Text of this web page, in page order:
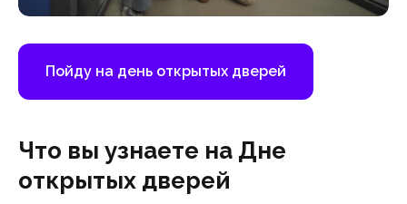
Пойду на день открытых дверей
Что вы узнаете на Дне
открытых дверей